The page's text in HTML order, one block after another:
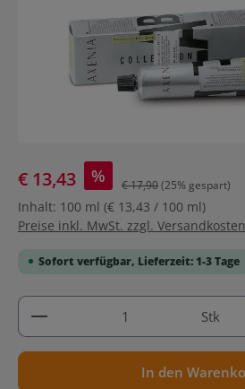
€ 13,43 % € 17,90(25% gespart)
Inhalt: 100 ml (€ 13,43 / 100 ml)
Preise inkl. MwSt. zzgl. Versandkosten
Sofort verfügbar, Lieferzeit: 1-3 Tage
Produkt Anzahl: Gib denStk
In den